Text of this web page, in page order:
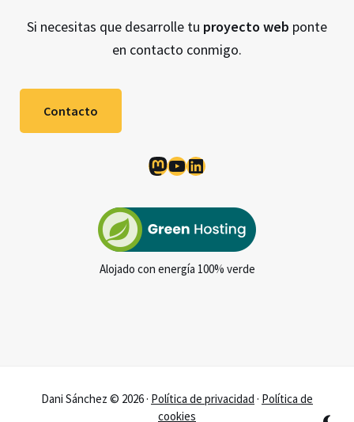
Si necesitas que desarrolle tu proyecto web ponte
en contacto conmigo.
Contacto
Mastodon
YouTube
LinkedIn
Alojado con energía 100% verde
Dani Sánchez © 2026 · Política de privacidad · Política de
cookies